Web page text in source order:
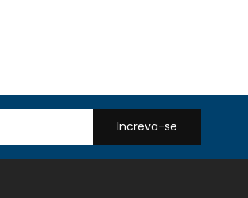
Increva-se